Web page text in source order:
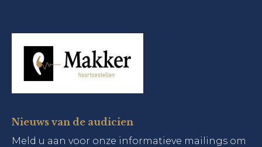
Nieuws van de audicien
Meld u aan voor onze informatieve mailings om